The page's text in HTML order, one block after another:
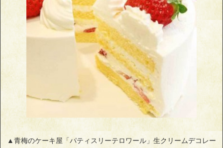
▲青梅のケーキ屋「パティスリーテロワール」生クリームデコレー